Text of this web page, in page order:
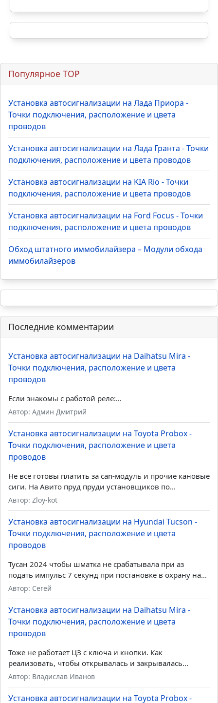
Популярное TOP
Установка автосигнализации на Лада Приора -
Точки подключения, расположение и цвета
проводов
Установка автосигнализации на Лада Гранта - Точки
подключения, расположение и цвета проводов
Установка автосигнализации на KIA Rio - Точки
подключения, расположение и цвета проводов
Установка автосигнализации на Ford Focus - Точки
подключения, расположение и цвета проводов
Обход штатного иммобилайзера – Модули обхода
иммобилайзеров
Последние комментарии
Установка автосигнализации на Daihatsu Mira -
Точки подключения, расположение и цвета
проводов
Если знакомы с работой реле:...
Автор: Админ Дмитрий
Установка автосигнализации на Toyota Probox -
Точки подключения, расположение и цвета
проводов
Не все готовы платить за can-модуль и прочие кановые
сиги. На Авито пруд пруди установщиков по...
Автор: Zloy-kot
Установка автосигнализации на Hyundai Tucson -
Точки подключения, расположение и цвета
проводов
Тусан 2024 чтобы шматка не срабатывала при аз
подать импульс 7 секунд при постановке в охрану на...
Автор: Сегей
Установка автосигнализации на Daihatsu Mira -
Точки подключения, расположение и цвета
проводов
Тоже не работает ЦЗ с ключа и кнопки. Как
реализовать, чтобы открывалась и закрывалась...
Автор: Владислав Иванов
Установка автосигнализации на Toyota Probox -